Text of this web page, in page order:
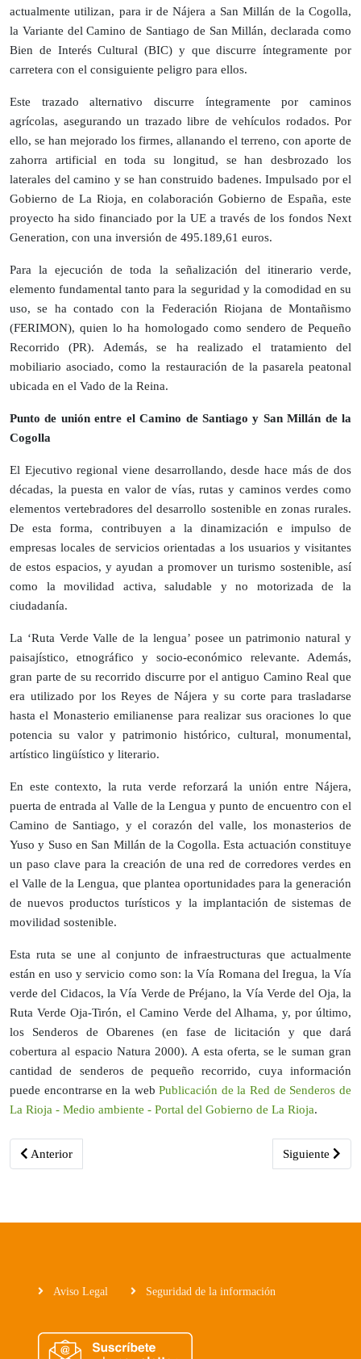
actualmente utilizan, para ir de Nájera a San Millán de la Cogolla,
la Variante del Camino de Santiago de San Millán, declarada como
Bien de Interés Cultural (BIC) y que discurre íntegramente por
carretera con el consiguiente peligro para ellos.
Este trazado alternativo discurre íntegramente por caminos
agrícolas, asegurando un trazado libre de vehículos rodados. Por
ello, se han mejorado los firmes, allanando el terreno, con aporte de
zahorra artificial en toda su longitud, se han desbrozado los
laterales del camino y se han construido badenes. Impulsado por el
Gobierno de La Rioja, en colaboración Gobierno de España, este
proyecto ha sido financiado por la UE a través de los fondos Next
Generation, con una inversión de 495.189,61 euros.
Para la ejecución de toda la señalización del itinerario verde,
elemento fundamental tanto para la seguridad y la comodidad en su
uso, se ha contado con la Federación Riojana de Montañismo
(FERIMON), quien lo ha homologado como sendero de Pequeño
Recorrido (PR). Además, se ha realizado el tratamiento del
mobiliario asociado, como la restauración de la pasarela peatonal
ubicada en el Vado de la Reina.
Punto de unión entre el Camino de Santiago y San Millán de la
Cogolla
El Ejecutivo regional viene desarrollando, desde hace más de dos
décadas, la puesta en valor de vías, rutas y caminos verdes como
elementos vertebradores del desarrollo sostenible en zonas rurales.
De esta forma, contribuyen a la dinamización e impulso de
empresas locales de servicios orientadas a los usuarios y visitantes
de estos espacios, y ayudan a promover un turismo sostenible, así
como la movilidad activa, saludable y no motorizada de la
ciudadanía.
La ‘Ruta Verde Valle de la lengua’ posee un patrimonio natural y
paisajístico, etnográfico y socio-económico relevante. Además,
gran parte de su recorrido discurre por el antiguo Camino Real que
era utilizado por los Reyes de Nájera y su corte para trasladarse
hasta el Monasterio emilianense para realizar sus oraciones lo que
potencia su valor y patrimonio histórico, cultural, monumental,
artístico lingüístico y literario.
En este contexto, la ruta verde reforzará la unión entre Nájera,
puerta de entrada al Valle de la Lengua y punto de encuentro con el
Camino de Santiago, y el corazón del valle, los monasterios de
Yuso y Suso en San Millán de la Cogolla. Esta actuación constituye
un paso clave para la creación de una red de corredores verdes en
el Valle de la Lengua, que plantea oportunidades para la generación
de nuevos productos turísticos y la implantación de sistemas de
movilidad sostenible.
Esta ruta se une al conjunto de infraestructuras que actualmente
están en uso y servicio como son: la Vía Romana del Iregua, la Vía
verde del Cidacos, la Vía Verde de Préjano, la Vía Verde del Oja, la
Ruta Verde Oja-Tirón, el Camino Verde del Alhama, y, por último,
los Senderos de Obarenes (en fase de licitación y que dará
cobertura al espacio Natura 2000). A esta oferta, se le suman gran
cantidad de senderos de pequeño recorrido, cuya información
puede encontrarse en la webPublicación de la Red de Senderos de
La Rioja - Medio ambiente - Portal del Gobierno de La Rioja.
Artículo anterior: La LR-115 a la altura del kilómetro 13,7 en
Anterior Artículo
Siguiente
Aviso Legal Seguridad de la información